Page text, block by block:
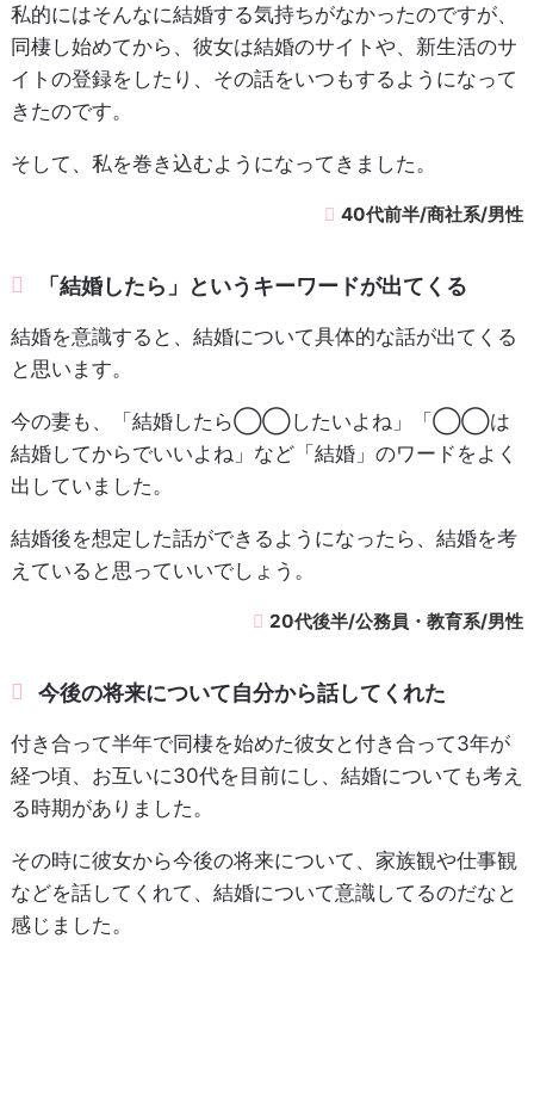
私的にはそんなに結婚する気持ちがなかったのですが、
同棲し始めてから、彼女は結婚のサイトや、新生活のサ
イトの登録をしたり、その話をいつもするようになって
きたのです。
そして、私を巻き込むようになってきました。
40代前半/商社系/男性
「結婚したら」というキーワードが出てくる
結婚を意識すると、結婚について具体的な話が出てくる
と思います。
今の妻も、「結婚したら◯◯したいよね」「◯◯は
結婚してからでいいよね」など「結婚」のワードをよく
出していました。
結婚後を想定した話ができるようになったら、結婚を考
えていると思っていいでしょう。
20代後半/公務員・教育系/男性
今後の将来について自分から話してくれた
付き合って半年で同棲を始めた彼女と付き合って3年が
経つ頃、お互いに30代を目前にし、結婚についても考え
る時期がありました。
その時に彼女から今後の将来について、家族観や仕事観
などを話してくれて、結婚について意識してるのだなと
感じました。